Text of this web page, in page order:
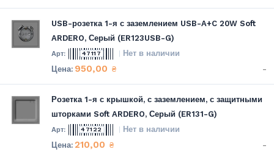
USB-розетка 1-я с заземлением USB-A+C 20W Soft
ARDERO, Серый (ER123USB-G)
47117 Нет в наличии
950,00 ₴ -
Розетка 1-я с крышкой, с заземлением, с защитными
шторками Soft ARDERO, Серый (ER131-G)
47122 Нет в наличии
210,00 ₴ -